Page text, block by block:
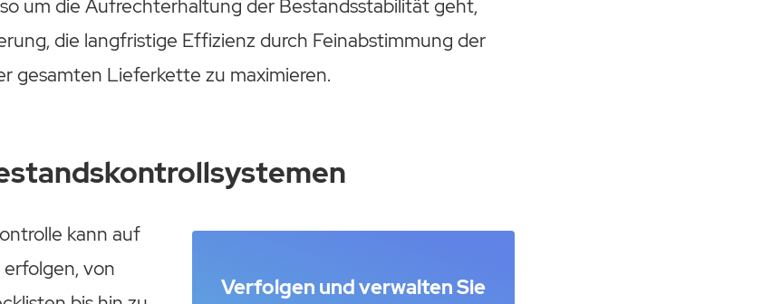
um die Aufrechterhaltung der Bestandsstabilität geht,
die langfristige Effizienz durch Feinabstimmung der
gesamten Lieferkette zu maximieren.
Verfolgen und verwalten Sie
kann auf
von